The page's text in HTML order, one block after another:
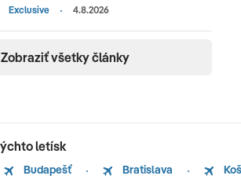
Exclusive 4.8.2026
Zobraziť všetky články
letísk
Budapešť Bratislava